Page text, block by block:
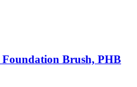
Foundation Brush, PHB